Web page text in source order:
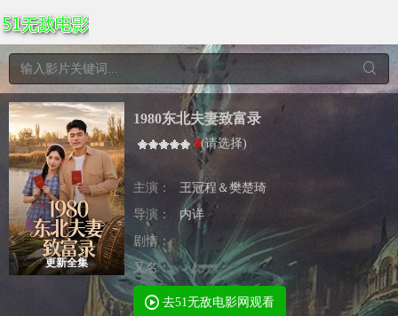
更新全集
1980东北夫妻致富录
0(请选择)
主演：
王冠程＆樊楚琦
导演：
内详
剧情：
又名：
去51无敌电影网观看